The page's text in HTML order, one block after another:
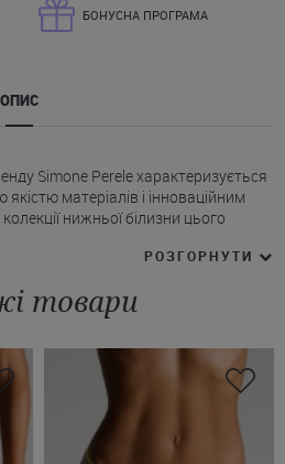
БОНУСНА ПРОГРАМА
ОПИС
Simone Perele характеризується
матеріалів і інноваційним
нижньої білизни цього
представлені в стилі, де
забезпечує максимальний комфорт
шва) зі 100% бавовни.
у ніжно-рожевому або чорному
так і в комплекті з іншими
Juliette. Замовити модель можна з
і в інші міста України.
РОЗГОРНУТИ
товари